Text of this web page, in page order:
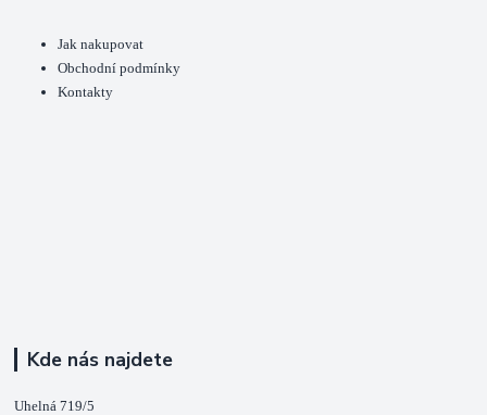
Jak nakupovat
Obchodní podmínky
Kontakty
Kde nás najdete
Uhelná 719/5